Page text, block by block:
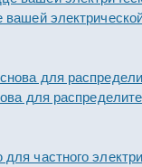
для